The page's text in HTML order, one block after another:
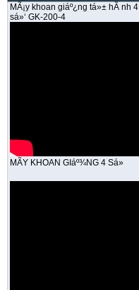
MÃ¡y khoan giáº¿ng tá»± hÃ nh 4
sá»‘ GK-200-4
MÃY KHOAN GIáº¾NG 4 Sá»